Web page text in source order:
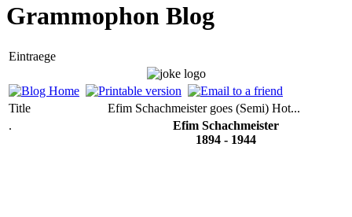
Grammophon Blog
Eintraege
Title
Efim Schachmeister goes (Semi) Hot...
.
Efim Schachmeister
1894 - 1944